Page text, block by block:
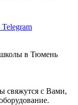
школы в Тюмень
свяжутся с Вами,